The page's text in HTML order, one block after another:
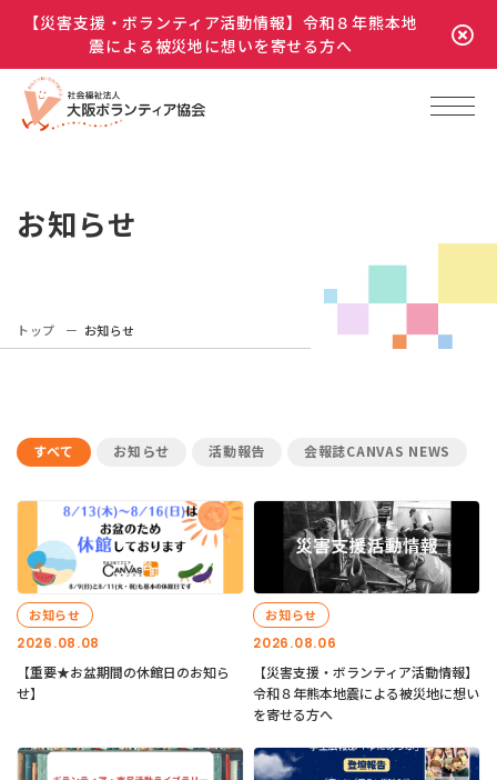
【災害支援・ボランティア活動情報】令和８年熊本地
震による被災地に想いを寄せる方へ
お知らせ
トップ お知らせ
すべて お知らせ 活動報告 会報誌CANVAS NEWS
2026.08.08
お知らせ
【重要★お盆期間の休館日のお知ら
せ】
2026.08.06
お知らせ
【災害支援・ボランティア活動情報】
令和８年熊本地震による被災地に想い
を寄せる方へ